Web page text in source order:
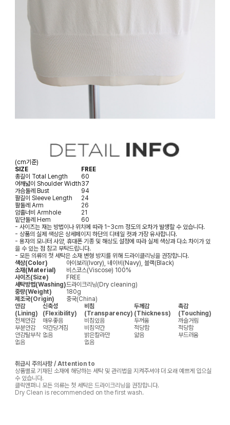
(cm기준)
SIZE
FREE
총길이 Total Length
60
어깨넓이 Shoulder Width37
가슴둘레 Bust
94
팔길이 Sleeve Length
24
팔둘레 Arm
26
암홀너비 Armhole
21
밑단둘레 Hem
60
- 사이즈는 재는 방법이나 위치에 따라 1~3cm 정도의 오차가 발생할 수 있습니다.
- 상품의 실제 색상은 상세페이지 하단의 디테일 컷과 가장 유사합니다.
- 용자의 모니터 사양, 휴대폰 기종 및 해상도 설정에 따라 실제 색상과 다소 차이가 있
을 수 있는 점 참고 부탁드립니다.
- 모든 의류의 첫 세탁은 소재 변형 방지를 위해 드라이클리닝을 권장합니다.
색상(Color)
아이보리(Ivory), 네이비(Navy), 블랙(Black)
소재(Material)
비스코스(Viscose) 100%
사이즈(Size)
FREE
세탁방법(Washing)드라이크리닝(Dry cleaning)
중량(Weight)
180g
제조국(Origin)
중국(China)
안감
(Lining)
신축성
(Flexibility)
비침
(Transparency)
두께감
(Thickness)
촉감
(Touching)
전체안감
매우좋음 비침있음 두꺼움
까슬거림
부분안감
약간당겨짐 비침약간 적당함
적당함
안감탈부착 없음 밝은칼라만 얇음
부드러움
없음
없음
취급시 주의사항 / Attention to
상품별로 기재된 소재에 해당하는 세탁 및 관리법을 지켜주셔야 더 오래 예쁘게 입으실
수 있습니다.
클릭앤퍼니 모든 의류는 첫 세탁은 드라이크리닝을 권장합니다.
Dry Clean is recommended on the first wash.